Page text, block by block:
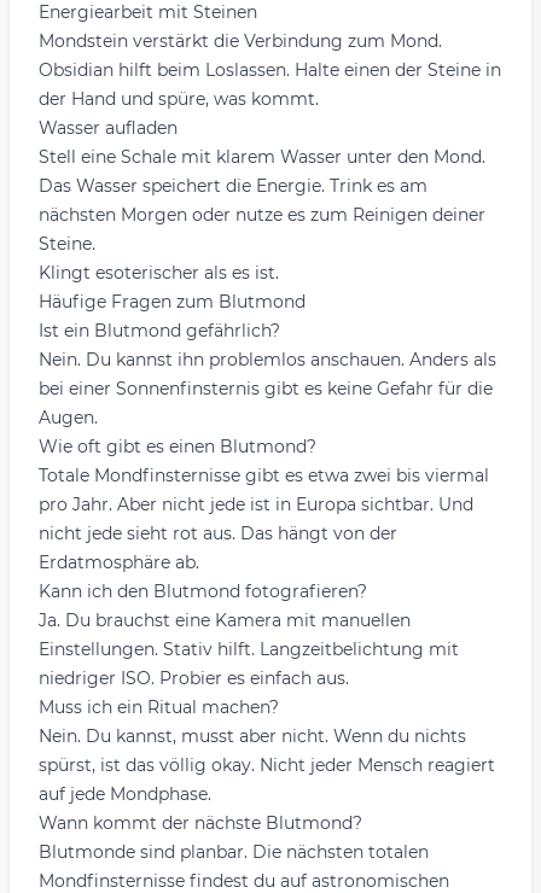
Energiearbeit mit Steinen
Mondstein verstärkt die Verbindung zum Mond.
Obsidian hilft beim Loslassen. Halte einen der Steine in
der Hand und spüre, was kommt.
Wasser aufladen
Stell eine Schale mit klarem Wasser unter den Mond.
Das Wasser speichert die Energie. Trink es am
nächsten Morgen oder nutze es zum Reinigen deiner
Steine.
Klingt esoterischer als es ist.
Häufige Fragen zum Blutmond
Ist ein Blutmond gefährlich?
Nein. Du kannst ihn problemlos anschauen. Anders als
bei einer Sonnenfinsternis gibt es keine Gefahr für die
Augen.
Wie oft gibt es einen Blutmond?
Totale Mondfinsternisse gibt es etwa zwei bis viermal
pro Jahr. Aber nicht jede ist in Europa sichtbar. Und
nicht jede sieht rot aus. Das hängt von der
Erdatmosphäre ab.
Kann ich den Blutmond fotografieren?
Ja. Du brauchst eine Kamera mit manuellen
Einstellungen. Stativ hilft. Langzeitbelichtung mit
niedriger ISO. Probier es einfach aus.
Muss ich ein Ritual machen?
Nein. Du kannst, musst aber nicht. Wenn du nichts
spürst, ist das völlig okay. Nicht jeder Mensch reagiert
auf jede Mondphase.
Wann kommt der nächste Blutmond?
Blutmonde sind planbar. Die nächsten totalen
Mondfinsternisse findest du auf astronomischen